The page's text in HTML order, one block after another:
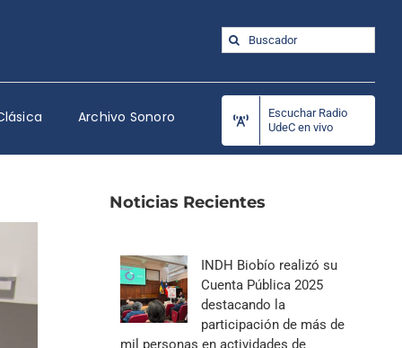
Buscar:
Archivo Sonoro
Escuchar Radio
UdeC en vivo
Noticias Recientes
INDH Biobío realizó su
Cuenta Pública 2025
destacando la
participación de más de
mil personas en actividades de